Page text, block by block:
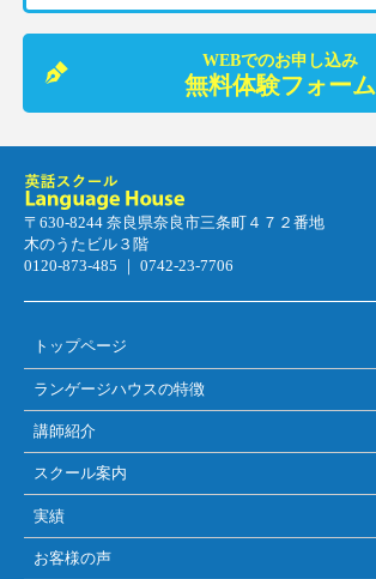
WEBでのお申し込み
無料体験フォーム
〒630-8244 奈良県奈良市三条町４７２番地
木のうたビル３階
0120-873-485 ｜ 0742-23-7706
トップページ
ランゲージハウスの特徴
講師紹介
スクール案内
実績
お客様の声